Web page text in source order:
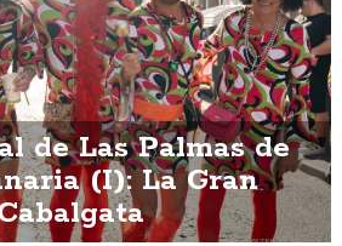
de Las Palmas de
(I): La Gran